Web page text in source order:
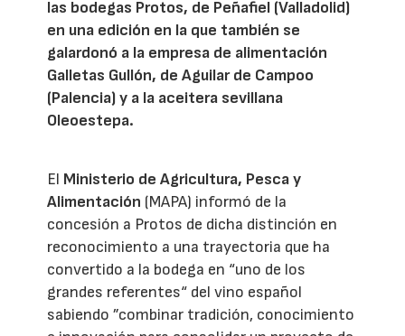
las bodegas Protos, de Peñafiel (Valladolid)
en una edición en la que también se
galardonó a la empresa de alimentación
Galletas Gullón, de Aguilar de Campoo
(Palencia) y a la aceitera sevillana
Oleoestepa.
El Ministerio de Agricultura, Pesca y
Alimentación (MAPA) informó de la
concesión a Protos de dicha distinción en
reconocimiento a una trayectoria que ha
convertido a la bodega en “uno de los
grandes referentes“ del vino español
sabiendo ”combinar tradición, conocimiento